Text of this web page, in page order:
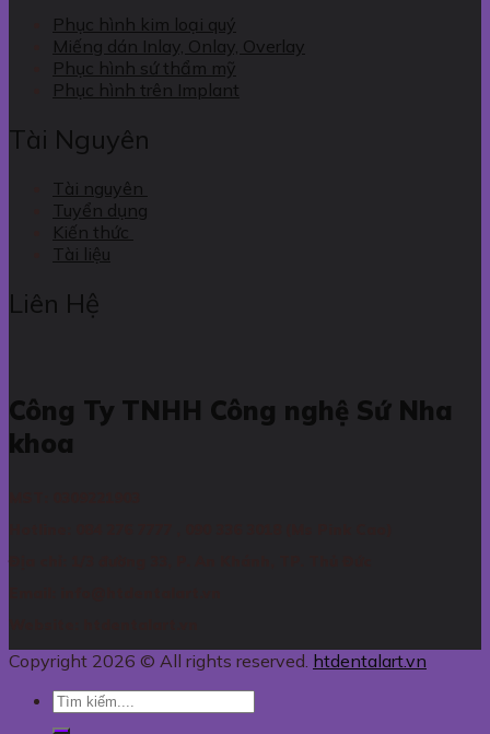
Phục hình kim loại quý
Miếng dán Inlay, Onlay, Overlay
Phục hình sứ thẩm mỹ
Phục hình trên Implant
Tài Nguyên
Tài nguyên
Tuyển dụng
Kiến thức
Tài liệu
Liên Hệ
Công Ty TNHH Công nghệ Sứ Nha
khoa
Copyright 2026 © All rights reserved. htdentalart.vn